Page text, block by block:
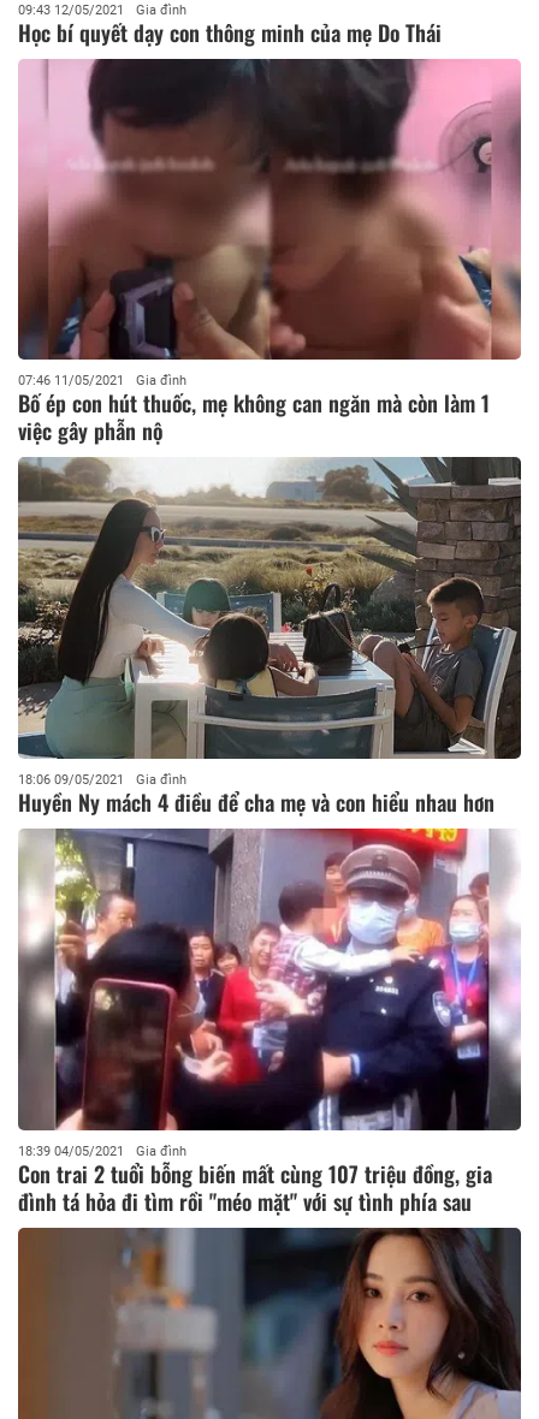
09:43 12/05/2021 Gia đình
Học bí quyết dạy con thông minh của mẹ Do Thái
07:46 11/05/2021 Gia đình
Bố ép con hút thuốc, mẹ không can ngăn mà còn làm 1
việc gây phẫn nộ
18:06 09/05/2021 Gia đình
Huyền Ny mách 4 điều để cha mẹ và con hiểu nhau hơn
18:39 04/05/2021 Gia đình
Con trai 2 tuổi bỗng biến mất cùng 107 triệu đồng, gia
đình tá hỏa đi tìm rồi "méo mặt" với sự tình phía sau